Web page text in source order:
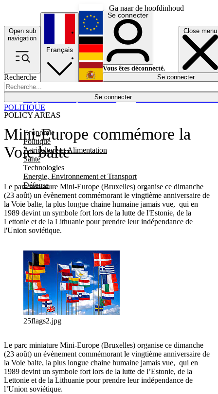
Ga naar de hoofdinhoud
Open sub
navigation
Close menu
Recherche
Se connecter
POLICY AREAS
Economie
Politique
Agriculture et Alimentation
Santé
Technologies
Energie, Environnement et Transport
Défense
Économie
Français
English
Deutsch
Español
Se connecter
Vous êtes déconnecté.
Se connecter
Mini-Europe commémore la
Voie balte
Le parc miniature Mini-Europe (Bruxelles) organise ce dimanche
(23 août) un évènement commémorant le vingtième anniversaire de
la Voie balte, la plus longue chaine humaine jamais vue, qui en
1989 devint un symbole fort lors de la lutte de l'Estonie, de la
Lettonie et de la Lithuanie pour prendre leur indépendance de
l'Union soviétique.
POLITIQUE
25flags2.jpg
Le parc miniature Mini-Europe (Bruxelles) organise ce dimanche
(23 août) un évènement commémorant le vingtième anniversaire de
la Voie balte, la plus longue chaine humaine jamais vue, qui en
1989 devint un symbole fort lors de la lutte de l’Estonie, de la
Lettonie et de la Lithuanie pour prendre leur indépendance de
l’Union soviétique.